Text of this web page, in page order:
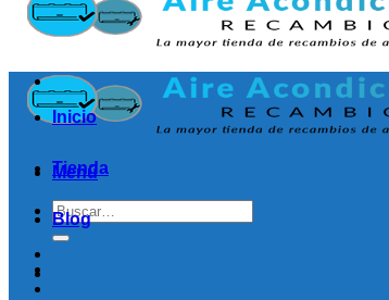
Menú
Buscar
por:
Inicio
Tienda
Blog